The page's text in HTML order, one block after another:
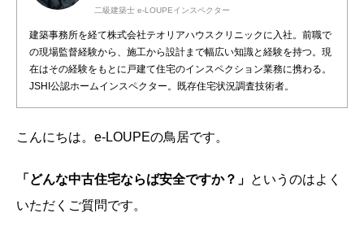
二級建築士 e-LOUPEインスペクター
建築事務所を経て株式会社テオリアハウスクリニックに入社。前職で
の現場監督経験から、施工から設計まで幅広い知識と経験を持つ。現
在はその経験をもとに戸建て住宅のインスペクション業務に携わる。
JSHI公認ホームインスペクター。既存住宅状況調査技術者。
こんにちは。e-LOUPEの鳥居です。
「どんな中古住宅ならば安全ですか？」 というのはよく
いただくご質問です。